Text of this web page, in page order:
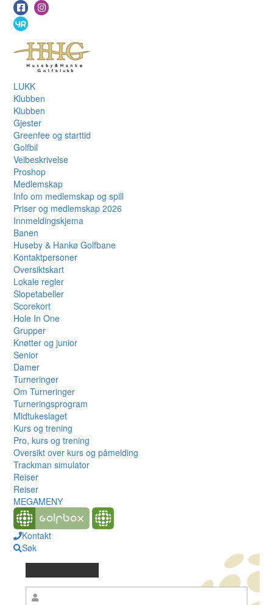
LUKK
Klubben
Klubben
Gjester
Greenfee og starttid
Golfbil
Veibeskrivelse
Proshop
Medlemskap
Info om medlemskap og spill
Priser og medlemskap 2026
Innmeldingskjema
Banen
Huseby & Hankø Golfbane
Kontaktpersoner
Oversiktskart
Lokale regler
Slopetabeller
Scorekort
Hole In One
Grupper
Knøtter og junior
Senior
Damer
Turneringer
Om Turneringer
Turneringsprogram
Midtukeslaget
Kurs og trening
Pro, kurs og trening
Oversikt over kurs og påmelding
Trackman simulator
Reiser
Reiser
MEGAMENY
Kontakt
Søk